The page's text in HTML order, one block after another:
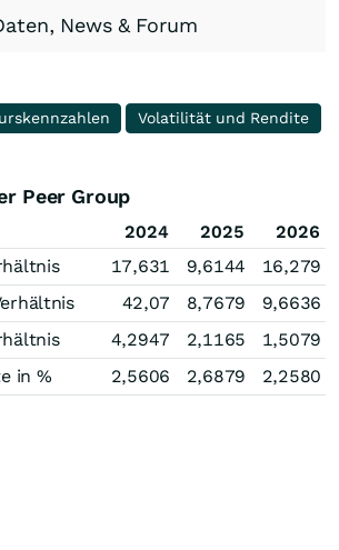
News & Forum
Volatilität und Rendite
Peer Group
2024 2025
2026
17,631 9,6144
16,279
42,07 8,7679
9,6636
4,2947 2,1165
1,5079
in %
2,5606 2,6879 2,2580